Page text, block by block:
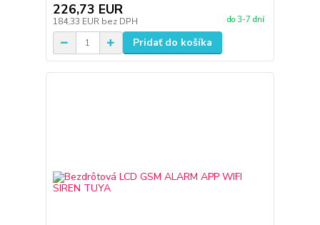
226,73 EUR
184,33 EUR bez DPH do 3-7 dní
Pridať do košíka